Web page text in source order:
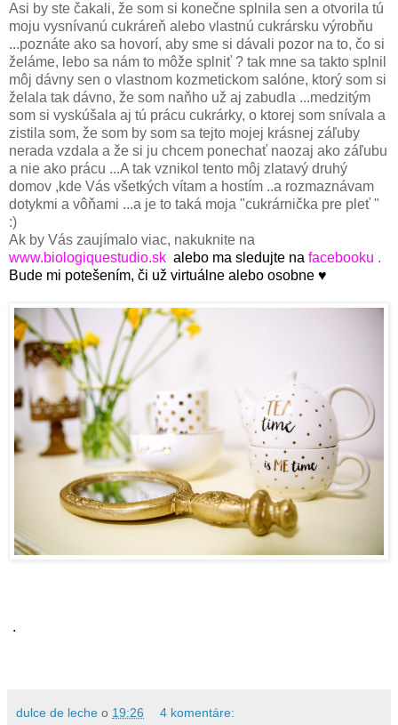
Asi by ste čakali, že som si konečne splnila sen a otvorila tú
moju vysnívanú cukráreň alebo vlastnú cukrársku výrobňu
...poznáte ako sa hovorí, aby sme si dávali pozor na to, čo si
želáme, lebo sa nám to môže splniť ? tak mne sa takto splnil
môj dávny sen o vlastnom kozmetickom salóne, ktorý som si
želala tak dávno, že som naňho už aj zabudla ...medzitým
som si vyskúšala aj tú prácu cukrárky, o ktorej som snívala a
zistila som, že som by som sa tejto mojej krásnej záľuby
nerada vzdala a že si ju chcem ponechať naozaj ako záľubu
a nie ako prácu ...A tak vznikol tento môj zlatavý druhý
domov ,kde Vás všetkých vítam a hostím ..a rozmaznávam
dotykmi a vôňami ...a je to taká moja "cukrárnička pre pleť "
:)
Ak by Vás zaujímalo viac, nakuknite na
www.biologiquestudio.sk alebo ma sledujte na facebooku .
Bude mi potešením, či už virtuálne alebo osobne ♥
.
dulce de leche o 19:26 4 komentáre: